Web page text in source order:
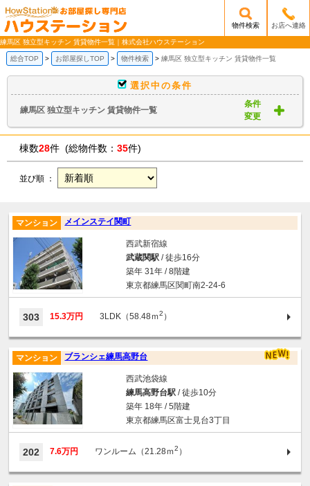
/mobile_img/head-logo.png
物件検索 お店へ連絡
練馬区 独立型キッチン 賃貸物件一覧｜株式会社ハウステーション
総合TOP お部屋探しTOP 物件検索 練馬区 独立型キッチン 賃貸物件一覧
選択中の条件
練馬区 独立型キッチン 賃貸物件一覧
条件
変更
棟数28件 (総物件数： 35件)
並び順 ：
メインステイ関町
マンション
西武新宿線
武蔵関駅/ 徒歩16分
築年 31年 / 8階建
東京都練馬区関町南2-24-6
303 15.3万円 3LDK（58.48ｍ2 ）
ブランシェ練馬高野台
マンション
西武池袋線
練馬高野台駅/ 徒歩10分
築年 18年 / 5階建
東京都練馬区富士見台3丁目
202 7.6万円 ワンルーム（21.28ｍ2 ）